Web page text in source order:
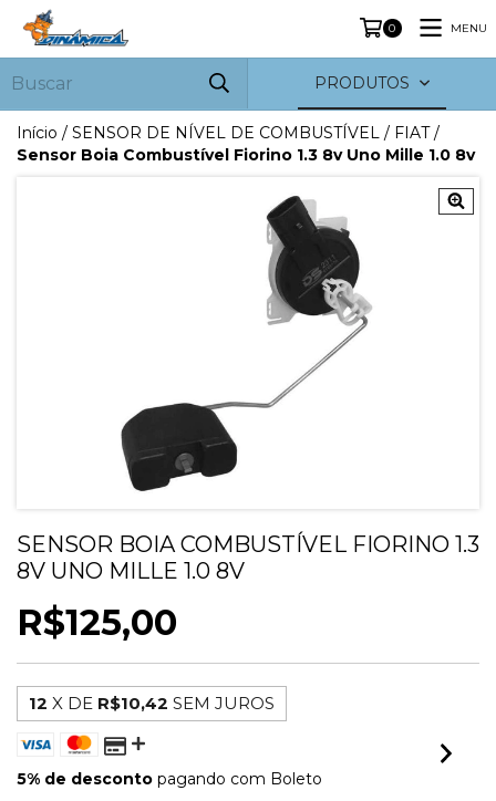
0 MENU
PRODUTOS
Início / SENSOR DE NÍVEL DE COMBUSTÍVEL / FIAT /
Sensor Boia Combustível Fiorino 1.3 8v Uno Mille 1.0 8v
SENSOR BOIA COMBUSTÍVEL FIORINO 1.3
8V UNO MILLE 1.0 8V
R$125,00
12 X DE R$10,42 SEM JUROS
5% de desconto pagando com Boleto